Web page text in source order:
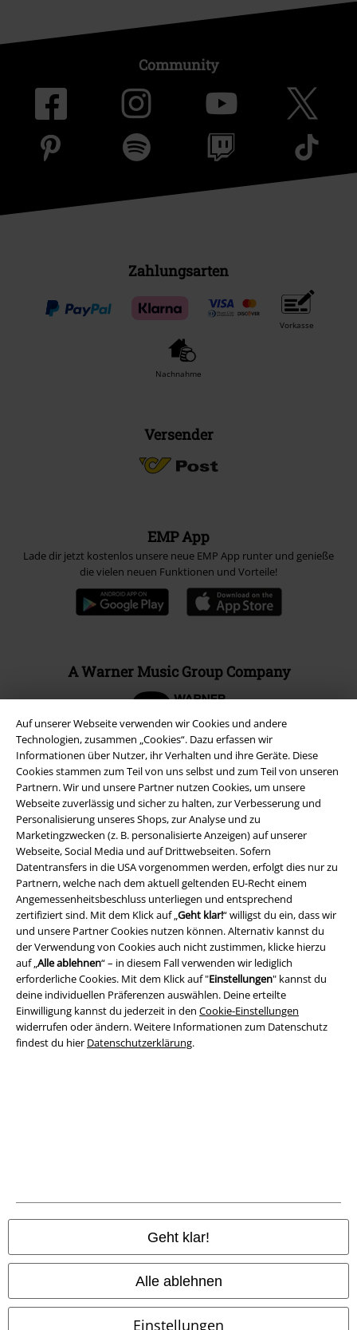
Auf unserer Webseite verwenden wir Cookies und andere
Technologien, zusammen „Cookies“. Dazu erfassen wir
Informationen über Nutzer, ihr Verhalten und ihre Geräte. Diese
Cookies stammen zum Teil von uns selbst und zum Teil von unseren
Partnern. Wir und unsere Partner nutzen Cookies, um unsere
Webseite zuverlässig und sicher zu halten, zur Verbesserung und
Personalisierung unseres Shops, zur Analyse und zu
Marketingzwecken (z. B. personalisierte Anzeigen) auf unserer
Webseite, Social Media und auf Drittwebseiten. Sofern
Datentransfers in die USA vorgenommen werden, erfolgt dies nur zu
Partnern, welche nach dem aktuell geltenden EU-Recht einem
Angemessenheitsbeschluss unterliegen und entsprechend
zertifiziert sind. Mit dem Klick auf „ Geht klar!“ willigst du ein, dass wir
und unsere Partner Cookies nutzen können. Alternativ kannst du
der Verwendung von Cookies auch nicht zustimmen, klicke hierzu
auf „ Alle ablehnen“ – in diesem Fall verwenden wir lediglich
erforderliche Cookies. Mit dem Klick auf "Einstellungen" kannst du
deine individuellen Präferenzen auswählen. Deine erteilte
Einwilligung kannst du jederzeit in den Cookie-Einstellungen
widerrufen oder ändern. Weitere Informationen zum Datenschutz
findest du hier Datenschutzerklärung.
Geht klar!
Alle ablehnen
Einstellungen
Community
Zahlungsarten
Vorkasse
Nachnahme
Versender
EMP App
Lade dir jetzt kostenlos unsere neue EMP App runter und genieße
die vielen neuen Funktionen und Vorteile!
A Warner Music Group Company
Rechtliches
AGB
Impressum
Datenschutz
Entsorgung und Umweltschutz
Alle Preise inkl. gesetzlicher Mehrwertsteuer, zzgl.Versandkosten
© 1986-2026 E.M.P. Merchandising HGmbH
EMP Online Shops